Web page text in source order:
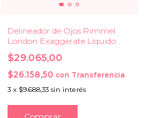
Delineador de Ojos Rimmel
London Exaggerate Liquido
$29.065,00
$26.158,50 con Transferencia
3 x $9.688,33 sin interés